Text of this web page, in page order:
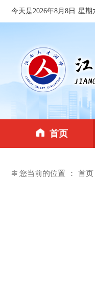
今天是2026年8月8日 星
首页
您当前的位置 ： 首页